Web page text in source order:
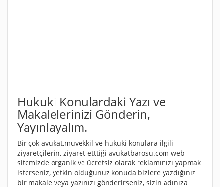
Hukuki Konulardaki Yazı ve
Makalelerinizi Gönderin,
Yayınlayalım.
Bir çok avukat,müvekkil ve hukuki konulara ilgili
ziyaretçilerin, ziyaret etttiği avukatbarosu.com web
sitemizde organik ve ücretsiz olarak reklamınızı yapmak
isterseniz, yetkin olduğunuz konuda bizlere yazdığınız
bir makale veya yazınızı gönderirseniz, sizin adınıza